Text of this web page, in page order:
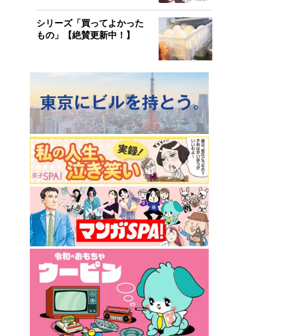
シリーズ「買ってよかった
もの」【絶賛更新中！】